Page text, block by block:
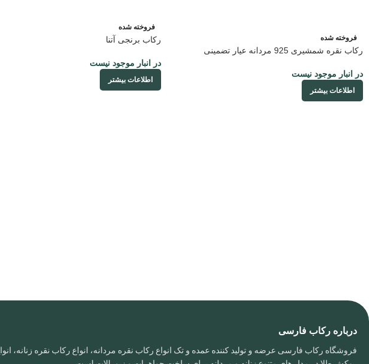
فروخته شده
رکاب نقره شمشیری 925 مردانه عیار تضمینی
در انبار موجود نیست
اطلاعات بیشتر
فروخته شده
رکاب برنجی آتنا
در انبار موجود نیست
اطلاعات بیشتر
درباره رکاب فارسی
فروشگاه رکاب فارسی عرضه و تولید کننده عمده و تک انواع رکاب نقره مردانه، انواع رکاب نقره